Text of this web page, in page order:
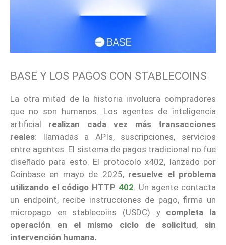
BASE Y LOS PAGOS CON STABLECOINS
La otra mitad de la historia involucra compradores
que no son humanos. Los agentes de inteligencia
artificial realizan cada vez más transacciones
reales: llamadas a APIs, suscripciones, servicios
entre agentes. El sistema de pagos tradicional no fue
diseñado para esto. El protocolo x402, lanzado por
Coinbase en mayo de 2025, resuelve el problema
utilizando el código HTTP 402 . Un agente contacta
un endpoint, recibe instrucciones de pago, firma un
micropago en stablecoins (USDC) y completa la
operación en el mismo ciclo de solicitud, sin
intervención humana.